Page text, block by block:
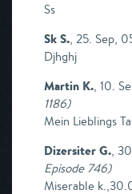
Ss
Sk S., 25. Sep,
Djhghj
Martin K., 10.
1186)
Mein Lieblings
Dizersiter G.,
Episode 746)
Miserable